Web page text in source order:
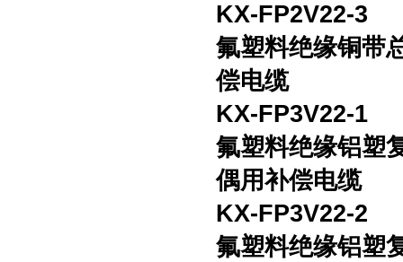
KX-FP2V22-3
氟塑料绝缘铜带
偿电缆
KX-FP3V22-1
氟塑料绝缘铝塑
偶用补偿电缆
KX-FP3V22-2
氟塑料绝缘铝塑